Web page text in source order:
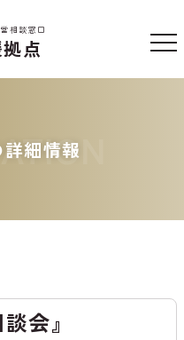
相談窓口
点
細情報
会』